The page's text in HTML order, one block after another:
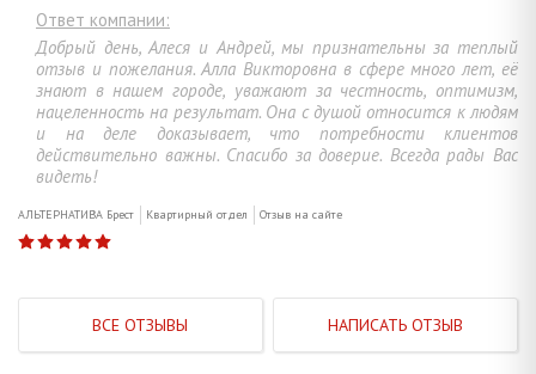
Ответ компании:
Добрый день, Алеся и Андрей, мы признательны за теплый
отзыв и пожелания. Алла Викторовна в сфере много лет, её
знают в нашем городе, уважают за честность, оптимизм,
нацеленность на результат. Она с душой относится к людям
и на деле доказывает, что потребности клиентов
действительно важны. Спасибо за доверие. Всегда рады Вас
видеть!
АЛЬТЕРНАТИВА Брест Квартирный отдел Отзыв на сайте
ВСЕ ОТЗЫВЫ НАПИСАТЬ ОТЗЫВ